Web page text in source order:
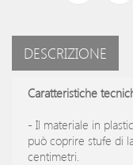
DESCRIZIONE
Caratteristiche
- Il materiale in
può coprire stufe di
centimetri.